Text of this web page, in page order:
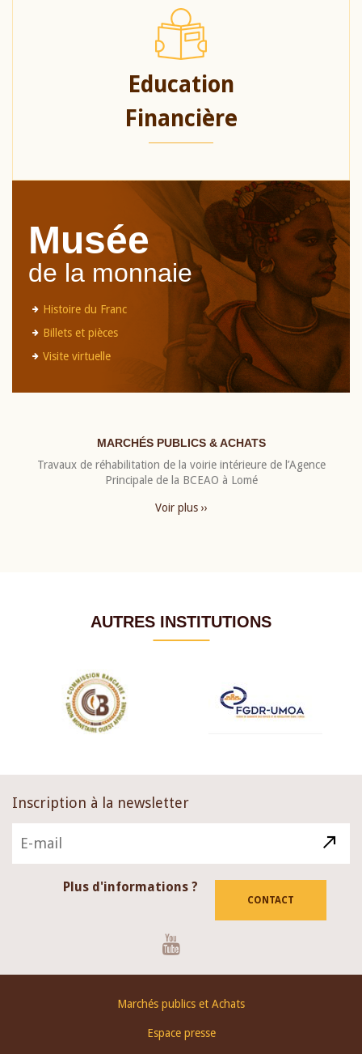
Education
Financière
Musée
de la monnaie
Histoire du Franc
Billets et pièces
Visite virtuelle
MARCHÉS PUBLICS & ACHATS
Travaux de réhabilitation de la voirie intérieure de l’Agence
Principale de la BCEAO à Lomé
Voir plus ››
AUTRES INSTITUTIONS
Inscription à la newsletter
Plus d'informations ?
CONTACT
Marchés publics et Achats
Espace presse